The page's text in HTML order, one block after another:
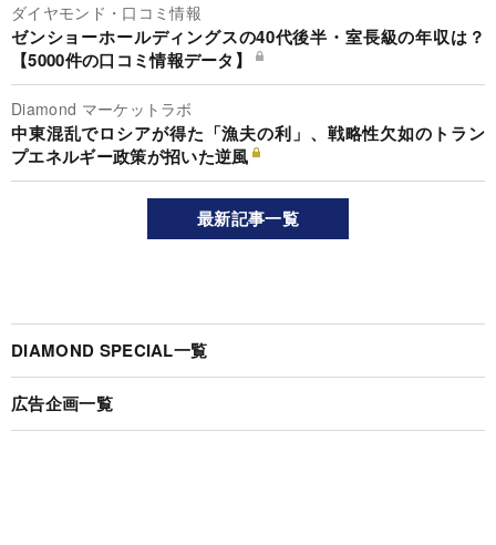
ダイヤモンド・口コミ情報
ゼンショーホールディングスの40代後半・室長級の年収は？
【5000件の口コミ情報データ】
Diamond マーケットラボ
中東混乱でロシアが得た「漁夫の利」、戦略性欠如のトラン
プエネルギー政策が招いた逆風
最新記事一覧
DIAMOND SPECIAL一覧
広告企画一覧